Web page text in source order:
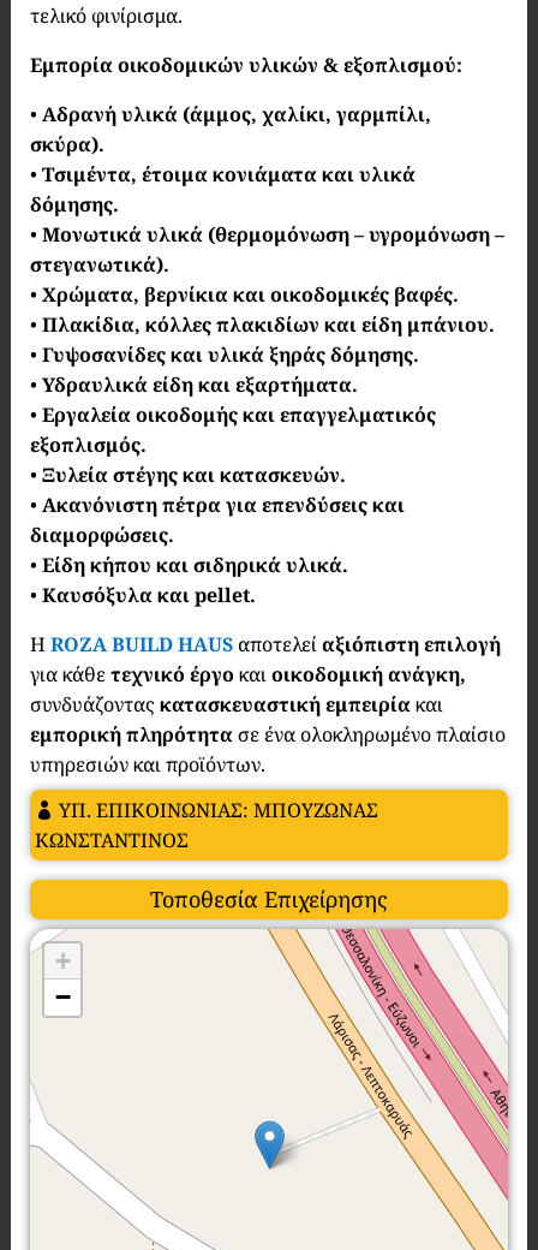
τελικό φινίρισμα.
Εμπορία οικοδομικών υλικών & εξοπλισμού:
• Αδρανή υλικά (άμμος, χαλίκι, γαρμπίλι,
σκύρα).
• Τσιμέντα, έτοιμα κονιάματα και υλικά
δόμησης.
• Μονωτικά υλικά (θερμομόνωση – υγρομόνωση –
στεγανωτικά).
• Χρώματα, βερνίκια και οικοδομικές βαφές.
• Πλακίδια, κόλλες πλακιδίων και είδη μπάνιου.
• Γυψοσανίδες και υλικά ξηράς δόμησης.
• Υδραυλικά είδη και εξαρτήματα.
• Εργαλεία οικοδομής και επαγγελματικός
εξοπλισμός.
• Ξυλεία στέγης και κατασκευών.
• Ακανόνιστη πέτρα για επενδύσεις και
διαμορφώσεις.
• Είδη κήπου και σιδηρικά υλικά.
• Καυσόξυλα και pellet.
Η ROZA BUILD HAUS αποτελείαξιόπιστη επιλογή
για κάθετεχνικό έργο καιοικοδομική ανάγκη,
συνδυάζοντας κατασκευαστική εμπειρίακαι
εμπορική πληρότητασε ένα ολοκληρωμένο πλαίσιο
υπηρεσιών και προϊόντων.
ΥΠ. ΕΠΙΚΟΙΝΩΝΙΑΣ: ΜΠΟΥΖΩΝΑΣ
ΚΩΝΣΤΑΝΤΙΝΟΣ
Τοποθεσία Επιχείρησης
+
−